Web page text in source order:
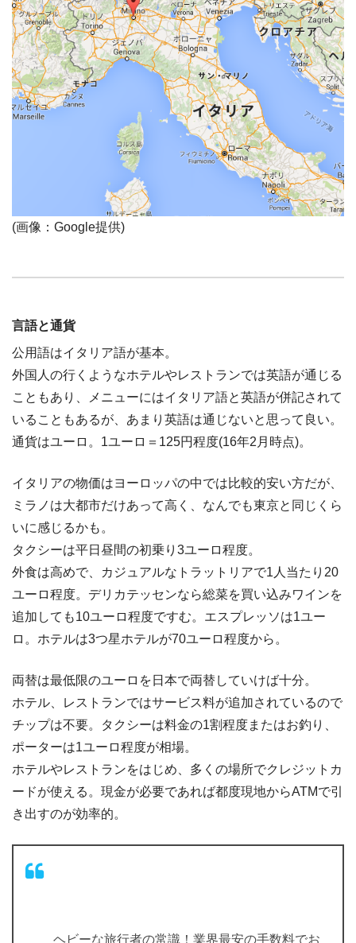
(画像：Google提供)
言語と通貨
公用語はイタリア語が基本。
外国人の行くようなホテルやレストランでは英語が通じる
こともあり、メニューにはイタリア語と英語が併記されて
いることもあるが、あまり英語は通じないと思って良い。
通貨はユーロ。1ユーロ＝125円程度(16年2月時点)。
イタリアの物価はヨーロッパの中では比較的安い方だが、
ミラノは大都市だけあって高く、なんでも東京と同じくら
いに感じるかも。
タクシーは平日昼間の初乗り3ユーロ程度。
外食は高めで、カジュアルなトラットリアで1人当たり20
ユーロ程度。デリカテッセンなら総菜を買い込みワインを
追加しても10ユーロ程度ですむ。エスプレッソは1ユー
ロ。ホテルは3つ星ホテルが70ユーロ程度から。
両替は最低限のユーロを日本で両替していけば十分。
ホテル、レストランではサービス料が追加されているので
チップは不要。タクシーは料金の1割程度またはお釣り、
ポーターは1ユーロ程度が相場。
ホテルやレストランをはじめ、多くの場所でクレジットカ
ードが使える。現金が必要であれば都度現地からATMで引
き出すのが効率的。
ヘビーな旅行者の常識！業界最安の手数料でお